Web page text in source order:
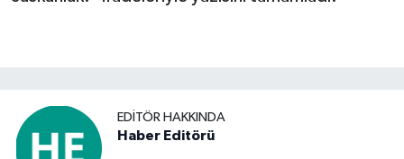
EDITÖR HAKKINDA
Haber Editörü